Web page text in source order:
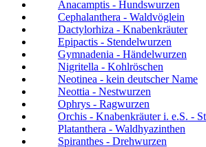
Anacamptis - Hundswurzen
Cephalanthera - Waldvöglein
Dactylorhiza - Knabenkräuter
Epipactis - Stendelwurzen
Gymnadenia - Händelwurzen
Nigritella - Kohlröschen
Neotinea - kein deutscher Name
Neottia - Nestwurzen
Ophrys - Ragwurzen
Orchis - Knabenkräuter i. e.S. -
Platanthera - Waldhyazinthen
Spiranthes - Drehwurzen